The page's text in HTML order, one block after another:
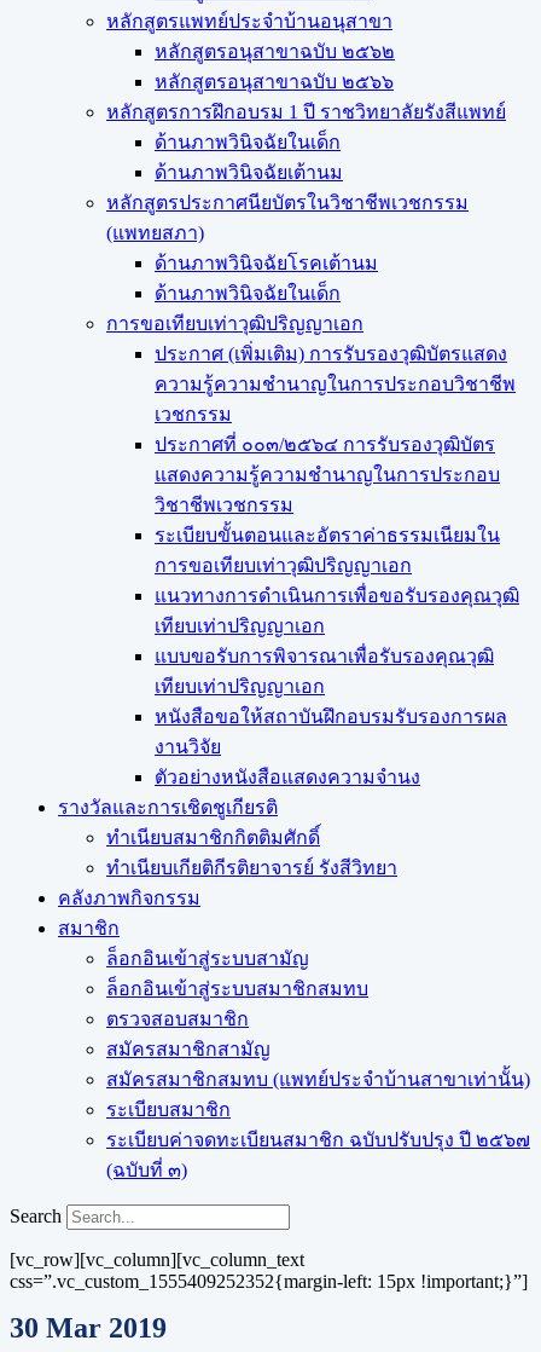
หลักสูตรแพทย์ประจำบ้านอนุสาขา
หลักสูตรอนุสาขาฉบับ ๒๕๖๒
หลักสูตรอนุสาขาฉบับ ๒๕๖๖
หลักสูตรการฝึกอบรม 1 ปี ราชวิทยาลัยรังสีแพทย์
ด้านภาพวินิจฉัยในเด็ก
ด้านภาพวินิจฉัยเต้านม
หลักสูตรประกาศนียบัตรในวิชาชีพเวชกรรม
(แพทยสภา)
ด้านภาพวินิจฉัยโรคเต้านม
ด้านภาพวินิจฉัยในเด็ก
การขอเทียบเท่า​วุฒิปริญญา​เอก
ประกาศ (เพิ่มเติม) การรับรองวุฒิบัตรแสดง
ความรู้ความชำนาญในการประกอบวิชาชีพ
เวชกรรม
ประกาศที่ ๐๐๓/๒๕๖๔ การรับรองวุฒิบัตร
แสดงความรู้ความชำนาญในการประกอบ
วิชาชีพเวชกรรม
ระเบียบขั้นตอนและอัตราค่าธรรมเนียมใน
การขอเทียบเท่าวุฒิปริญญาเอก
แนวทางการดำเนินการเพื่อขอรับรองคุณวุฒิ
เทียบเท่าปริญญาเอก
แบบขอรับการพิจารณาเพื่อรับรองคุณวุฒิ
เทียบเท่าปริญญาเอก
หนังสือขอให้สถาบันฝึกอบรมรับรองการผล
งานวิจัย
ตัวอย่างหนังสือแสดงความจำนง
รางวัลและการเชิดชูเกียรติ
ทำเนียบสมาชิกกิตติมศักดิ์
ทำเนียบเกียติกีรติยาจารย์ รังสีวิทยา
คลังภาพกิจกรรม
สมาชิก
ล็อกอินเข้าสู่ระบบสามัญ
ล็อกอินเข้าสู่ระบบสมาชิกสมทบ
ตรวจสอบสมาชิก
สมัครสมาชิกสามัญ
สมัครสมาชิกสมทบ (แพทย์ประจำบ้านสาขาเท่านั้น)
ระเบียบสมาชิก
ระเบียบค่าจดทะเบียนสมาชิก ฉบับปรับปรุง ปี ๒๕๖๗
(ฉบับที่ ๓)
Search
[vc_row][vc_column][vc_column_text
css=”.vc_custom_1555409252352{margin-left: 15px !important;}”]
30 Mar 2019